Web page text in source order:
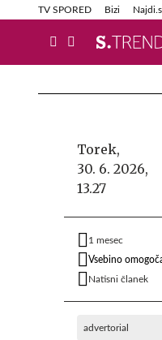
TV SPORED Bizi
Info in obvestila
Torek,
30. 6. 2026,
13.27
1 mesec
Vsebino
Natisni članek
advertorial